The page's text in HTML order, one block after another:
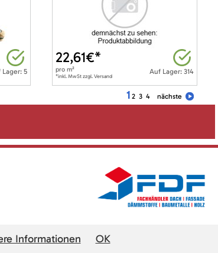
Lager: 5 Auf Lager: 314
22,61€*
prom²
*inkl. MwSt zzgl. Versand
1 2 3 4 nächste
Informationen OK